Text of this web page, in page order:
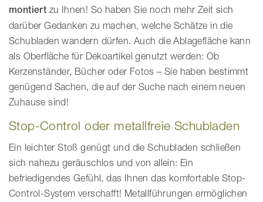
montiert zu Ihnen! So haben Sie noch mehr Zeit sich
darüber Gedanken zu machen, welche Schätze in die
Schubladen wandern dürfen. Auch die Ablagefläche kann
als Oberfläche für Dekoartikel genutzt werden: Ob
Kerzenständer, Bücher oder Fotos – Sie haben bestimmt
genügend Sachen, die auf der Suche nach einem neuen
Zuhause sind!
Stop-Control oder metallfreie Schubladen
Ein leichter Stoß genügt und die Schubladen schließen
sich nahezu geräuschlos und von allein: Ein
befriedigendes Gefühl, das Ihnen das komfortable Stop-
Control-System verschafft! Metallführungen ermöglichen